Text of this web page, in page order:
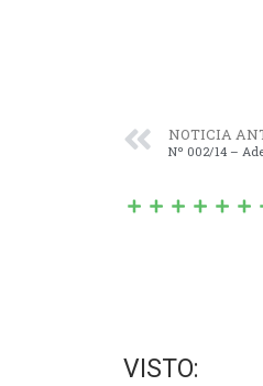
NOTICIA
VISTO: